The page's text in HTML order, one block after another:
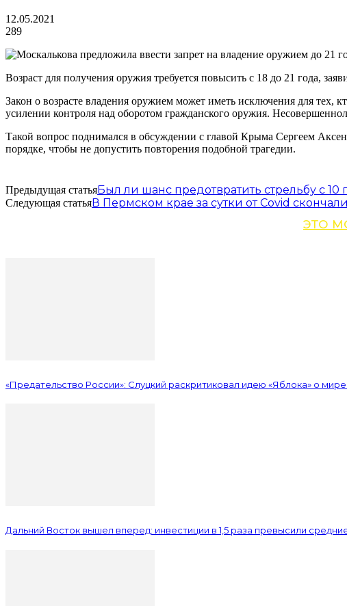
12.05.2021
289
Возраст для получения оружия требуется повысить с 18 до 21 года,
Закон о возрасте владения оружием может иметь исключения для
усилении контроля над оборотом гражданского оружия.
Такой вопрос поднимался в обсуждении с главой Крыма Сергеем
порядке, чтобы не допустить повторения подобной трагедии.
Предыдущая статьяБыл ли шанс предотвратить стрельбу с
Следующая статьяВ Пермском крае за сутки от Covid
ЭТО
«Предательство России»: Слуцкий раскритиковал идею «Яблока» о
Дальний Восток вышел вперед: инвестиции в 1,5 раза превысили